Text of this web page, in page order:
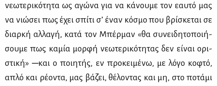
νε­ω­τε­ρι­κό­τη­τα ως αγώ­να για να κά­νου­με τον εαυ­τό μας
να νιώ­σει πως έχει σπί­τι σ’ έναν κό­σμο που βρί­σκε­ται σε
διαρ­κή αλ­λα­γή, κα­τά τον Μπέρ­μαν «θα συ­νει­δη­το­ποι­ή­
σου­με πως κα­μία μορ­φή νε­ω­τε­ρι­κό­τη­τας δεν εί­ναι ορι­
στι­κή» ─και ο ποι­η­τής, εν προ­κει­μέ­νω, με λό­γο κο­φτό,
απλό και ρέ­ο­ντα, μας βά­ζει, θέ­λο­ντας και μη, στο πο­τά­μι